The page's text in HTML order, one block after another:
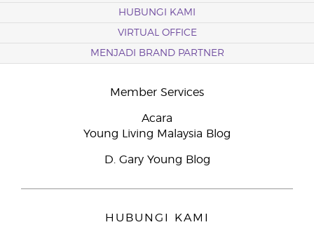
HUBUNGI KAMI
VIRTUAL OFFICE
MENJADI BRAND PARTNER
Member Services
Acara
Young Living Malaysia Blog
D. Gary Young Blog
HUBUNGI KAMI